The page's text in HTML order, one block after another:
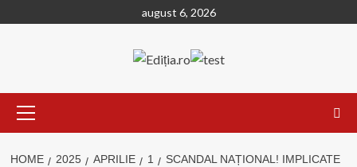
to
august 6, 2026
Menu
HOME 2025 APRILIE 1
SCANDAL NAȚIONAL! IMPLICATE